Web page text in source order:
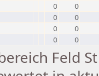
0
0
0
0
0
0
0 0
Feld